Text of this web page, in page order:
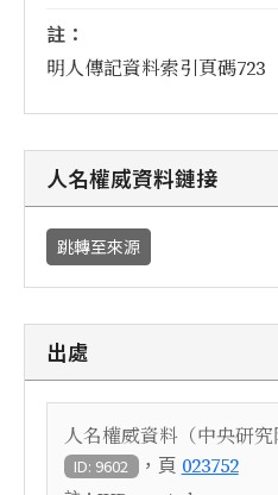
註：
明人傳記資料索引頁碼723
人名權威資料鏈接
跳轉至來源
出處
人名權威資料（中央研究
ID: 9602 ，頁 023752